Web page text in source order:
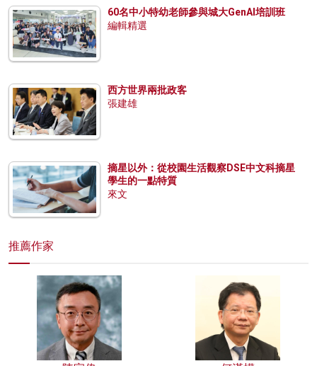
60名中小特幼老師參與城大GenAI培訓班
編輯精選
西方世界兩批政客
張建雄
摘星以外：從校園生活觀察DSE中文科摘星
學生的一點特質
來文
推薦作家